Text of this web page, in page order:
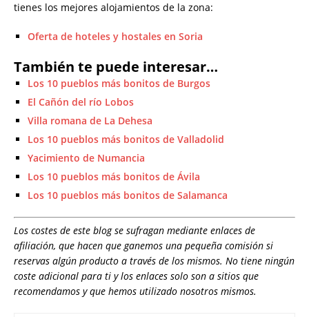
tienes los mejores alojamientos de la zona:
Oferta de hoteles y hostales en Soria
También te puede interesar…
Los 10 pueblos más bonitos de Burgos
El Cañón del río Lobos
Villa romana de La Dehesa
Los 10 pueblos más bonitos de Valladolid
Yacimiento de Numancia
Los 10 pueblos más bonitos de Ávila
Los 10 pueblos más bonitos de Salamanca
Los costes de este blog se sufragan mediante enlaces de
afiliación, que hacen que ganemos una pequeña comisión si
reservas algún producto a través de los mismos. No tiene ningún
coste adicional para ti y los enlaces solo son a sitios que
recomendamos y que hemos utilizado nosotros mismos.